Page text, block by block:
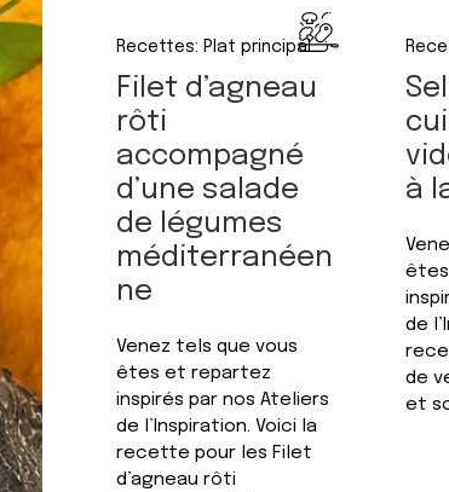
Recettes: Plat principal
Filet d’agneau
rôti
accompagné
d’une salade
de légumes
méditerranéen
ne
Venez tels que vous
êtes et repartez
inspirés par nos Ateliers
de l’Inspiration. Voici la
recette pour les Filet
d’agneau rôti
à
de
de
et